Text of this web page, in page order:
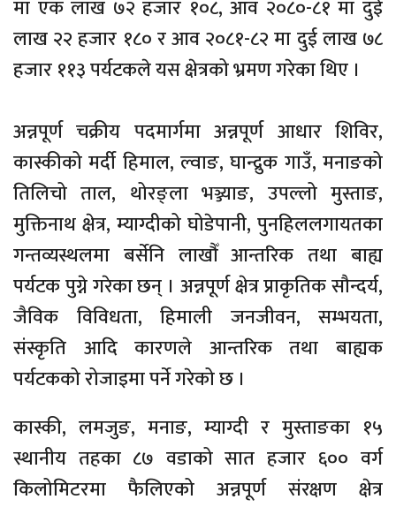
मा एक लाख ७२ हजार १०८, आव २०८०-८१ मा दुई
लाख २२ हजार १८० र आव २०८१-८२ मा दुई लाख ७८
हजार ११३ पर्यटकले यस क्षेत्रको भ्रमण गरेका थिए ।
अन्नपूर्ण चक्रीय पदमार्गमा अन्नपूर्ण आधार शिविर,
कास्कीको मर्दी हिमाल, ल्वाङ, घान्द्रुक गाउँ, मनाङको
तिलिचो ताल, थोरङ्ला भञ्ज्याङ, उपल्लो मुस्ताङ,
मुक्तिनाथ क्षेत्र, म्याग्दीको घोडेपानी, पुनहिललगायतका
गन्तव्यस्थलमा बर्सेनि लाखौँ आन्तरिक तथा बाह्य
पर्यटक पुग्ने गरेका छन् । अन्नपूर्ण क्षेत्र प्राकृतिक सौन्दर्य,
जैविक विविधता, हिमाली जनजीवन, सम्भयता,
संस्कृति आदि कारणले आन्तरिक तथा बाह्यक
पर्यटकको रोजाइमा पर्ने गरेको छ ।
कास्की, लमजुङ, मनाङ, म्याग्दी र मुस्ताङका १५
स्थानीय तहका ८७ वडाको सात हजार ६०० वर्ग
किलोमिटरमा फैलिएको अन्नपूर्ण संरक्षण क्षेत्र